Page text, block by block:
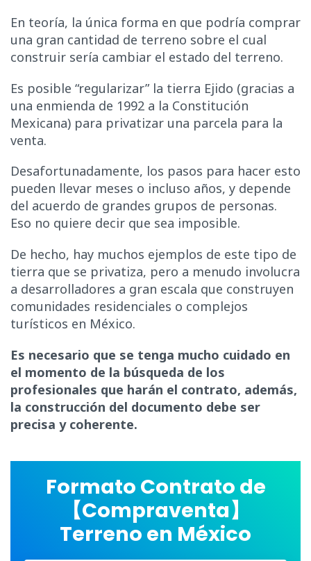
En teoría, la única forma en que podría comprar
una gran cantidad de terreno sobre el cual
construir sería cambiar el estado del terreno.
Es posible “regularizar” la tierra Ejido (gracias a
una enmienda de 1992 a la Constitución
Mexicana) para privatizar una parcela para la
venta.
Desafortunadamente, los pasos para hacer esto
pueden llevar meses o incluso años, y depende
del acuerdo de grandes grupos de personas.
Eso no quiere decir que sea imposible.
De hecho, hay muchos ejemplos de este tipo de
tierra que se privatiza, pero a menudo involucra
a desarrolladores a gran escala que construyen
comunidades residenciales o complejos
turísticos en México.
Es necesario que se tenga mucho cuidado en
el momento de la búsqueda de los
profesionales que harán el contrato, además,
la construcción del documento debe ser
precisa y coherente.
Formato Contrato de
【Compraventa】
Terreno en México